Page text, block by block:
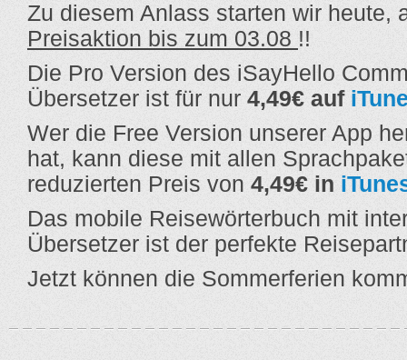
Zu diesem Anlass starten wir heute,
Preisaktion bis zum 03.08 !!
Die Pro Version des iSayHello
Übersetzer ist für nur 4,49€ auf
Wer die Free Version unserer App
hat, kann diese mit allen
reduzierten Preis von 4,49€ in
Das mobile Reisewörterbuch mit
Übersetzer ist der perfekte
Jetzt können die Sommerferien